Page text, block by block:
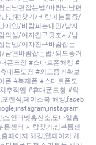
난남편잡는법/바람난남편
남편찾기/바람피는물증/
애인/바람피는애인/남자
의심/여자친구뒷조사/남
는법/여자친구바람잡는
남편바람잡는법/외도증거
폰도청 #스마트폰해킹 #
대폰도청 #외도증거확보
폰 #복제폰 #스마트폰도
추적앱 #휴대폰도청 #외
렌식,페이스북 해킹,faceb
,인터넷흥신소,모바일흥
름센터 사람찾기,심부름센
페이지 해킹,웹페이지 해